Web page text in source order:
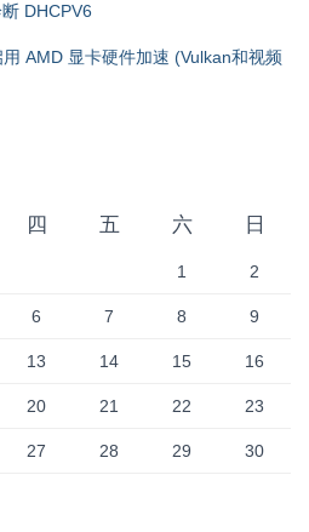
DHCPV6
AMD 显卡硬件加速 (Vulkan和视频
四 五 六 日
1 2
6 7 8 9
13 14 15 16
20 21 22 23
27 28 29 30